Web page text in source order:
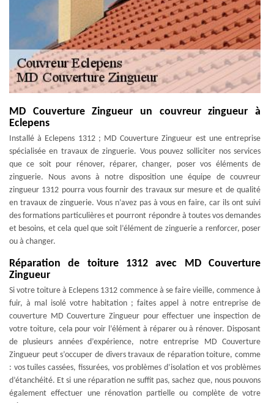
MD Couverture Zingueur un couvreur zingueur à
Eclepens
Installé à Eclepens 1312 ; MD Couverture Zingueur est une entreprise
spécialisée en travaux de zinguerie. Vous pouvez solliciter nos services
que ce soit pour rénover, réparer, changer, poser vos éléments de
zinguerie. Nous avons à notre disposition une équipe de couvreur
zingueur 1312 pourra vous fournir des travaux sur mesure et de qualité
en travaux de zinguerie. Vous n’avez pas à vous en faire, car ils ont suivi
des formations particulières et pourront répondre à toutes vos demandes
et besoins, et cela quel que soit l’élément de zinguerie a renforcer, poser
ou à changer.
Réparation de toiture 1312 avec MD Couverture
Zingueur
Si votre toiture à Eclepens 1312 commence à se faire vieille, commence à
fuir, à mal isolé votre habitation ; faites appel à notre entreprise de
couverture MD Couverture Zingueur pour effectuer une inspection de
votre toiture, cela pour voir l’élément à réparer ou à rénover. Disposant
de plusieurs années d’expérience, notre entreprise MD Couverture
Zingueur peut s’occuper de divers travaux de réparation toiture, comme
: vos tuiles cassées, fissurées, vos problèmes d’isolation et vos problèmes
d’étanchéité. Et si une réparation ne suffit pas, sachez que, nous pouvons
également effectuer une rénovation partielle ou complète de votre